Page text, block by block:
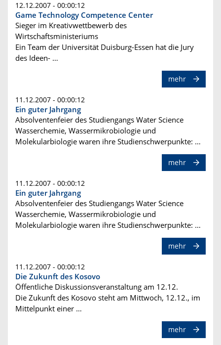
12.12.2007 - 00:00:12
Game Technology Competence Center
Sieger im Kreativwettbewerb des
Wirtschaftsministeriums
Ein Team der Universität Duisburg-Essen hat die Jury
des Ideen- …
mehr
11.12.2007 - 00:00:12
Ein guter Jahrgang
Absolventenfeier des Studiengangs Water Science
Wasserchemie, Wassermikrobiologie und
Molekularbiologie waren ihre Studienschwerpunkte: …
mehr
11.12.2007 - 00:00:12
Ein guter Jahrgang
Absolventenfeier des Studiengangs Water Science
Wasserchemie, Wassermikrobiologie und
Molekularbiologie waren ihre Studienschwerpunkte: …
mehr
11.12.2007 - 00:00:12
Die Zukunft des Kosovo
Öffentliche Diskussionsveranstaltung am 12.12.
Die Zukunft des Kosovo steht am Mittwoch, 12.12., im
Mittelpunkt einer …
mehr